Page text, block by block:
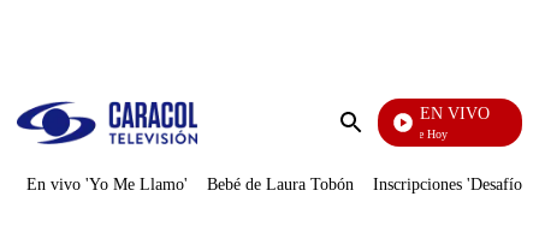
Enviar
EN VIVO
La Finca De Hoy
En vivo 'Yo Me Llamo' Bebé de Laura Tobón Inscripciones 'Desafío'